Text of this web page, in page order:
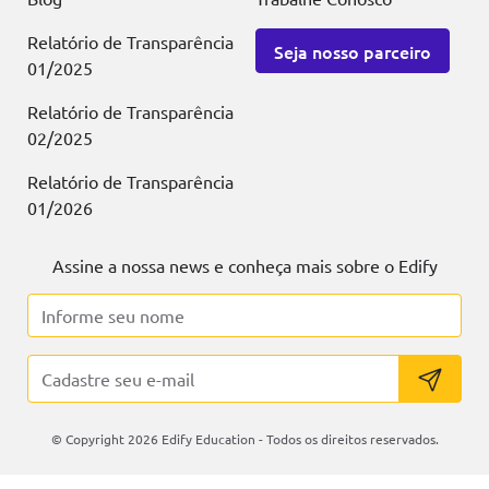
Relatório de Transparência
01/2025
Relatório de Transparência
02/2025
Relatório de Transparência
01/2026
Seja nosso parceiro
Assine a nossa news e conheça mais sobre o Edify
© Copyright 2026 Edify Education - Todos os direitos reservados.